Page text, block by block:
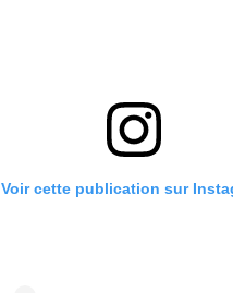
Voir cette publication sur